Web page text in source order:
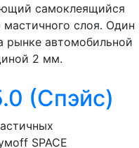
самоклеящийся
слоя. Один
рынке автомобильной
2 мм.
(Спэйс)
SPACE